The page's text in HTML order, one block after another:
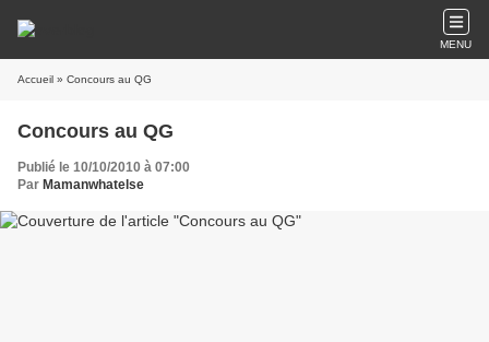
MENU
Accueil » Concours au QG
Concours au QG
Publié le 10/10/2010 à 07:00
Par Mamanwhatelse